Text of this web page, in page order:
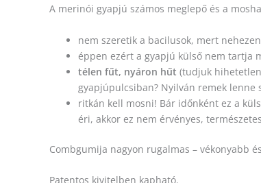
A merinói gyapjú számos meglepő és a
nem szeretik a bacilusok, mert
éppen ezért a gyapjú külső nem tartja
télen fűt, nyáron hűt (tudjuk
gyapjúpulcsiban? Nyilván remek
ritkán kell mosni! Bár időnként ez a
éri, akkor ez nem érvényes,
Combgumija nagyon rugalmas – vékonyabb
Patentos kivitelben kapható.